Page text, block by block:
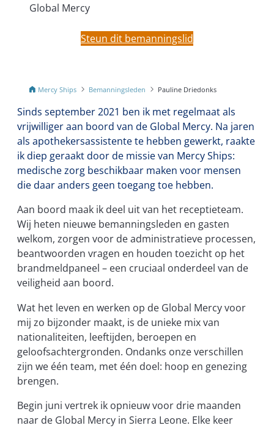
Global Mercy
Steun dit bemanningslid
Mercy Ships Bemanningsleden Pauline Driedonks
Sinds september 2021 ben ik met regelmaat als
vrijwilliger aan boord van de Global Mercy. Na jaren
als apothekersassistente te hebben gewerkt, raakte
ik diep geraakt door de missie van Mercy Ships:
medische zorg beschikbaar maken voor mensen
die daar anders geen toegang toe hebben.
Aan boord maak ik deel uit van het receptieteam.
Wij heten nieuwe bemanningsleden en gasten
welkom, zorgen voor de administratieve processen,
beantwoorden vragen en houden toezicht op het
brandmeldpaneel – een cruciaal onderdeel van de
veiligheid aan boord.
Wat het leven en werken op de Global Mercy voor
mij zo bijzonder maakt, is de unieke mix van
nationaliteiten, leeftijden, beroepen en
geloofsachtergronden. Ondanks onze verschillen
zijn we één team, met één doel: hoop en genezing
brengen.
Begin juni vertrek ik opnieuw voor drie maanden
naar de Global Mercy in Sierra Leone. Elke keer